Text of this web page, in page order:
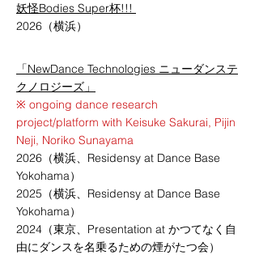
妖怪Bodies Super杯!!!
2026（横浜）
「NewDance Technologies ニューダンステ
クノロジーズ」
※ ongoing dance research
project/platform with Keisuke Sakurai, Pijin
Neji, Noriko Sunayama
2026（横浜、Residensy at Dance Base
Yokohama）
2025（横浜、Residensy at Dance Base
Yokohama）
2024（東京、Presentation at かつてなく自
由にダンスを名乗るための煙がたつ会）